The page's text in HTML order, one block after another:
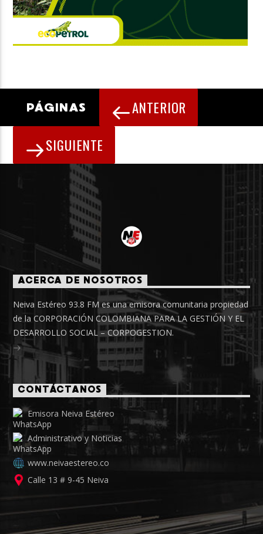
PÁGINAS
ANTERIOR
SIGUIENTE
ACERCA DE NOSOTROS
Neiva Estéreo 93.8 FM es una emisora comunitaria propiedad
de la CORPORACIÓN COLOMBIANA PARA LA GESTIÓN Y EL
DESARROLLO SOCIAL – CORPOGESTION.
CONTÁCTANOS
Emisora Neiva Estéreo
Administrativo y Noticias
www.neivaestereo.co
Calle 13 # 9-45 Neiva